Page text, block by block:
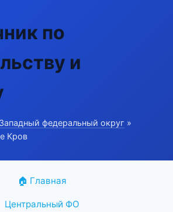
по
и
федеральный округ »
Кров
🏠 Главная
Центральный ФО